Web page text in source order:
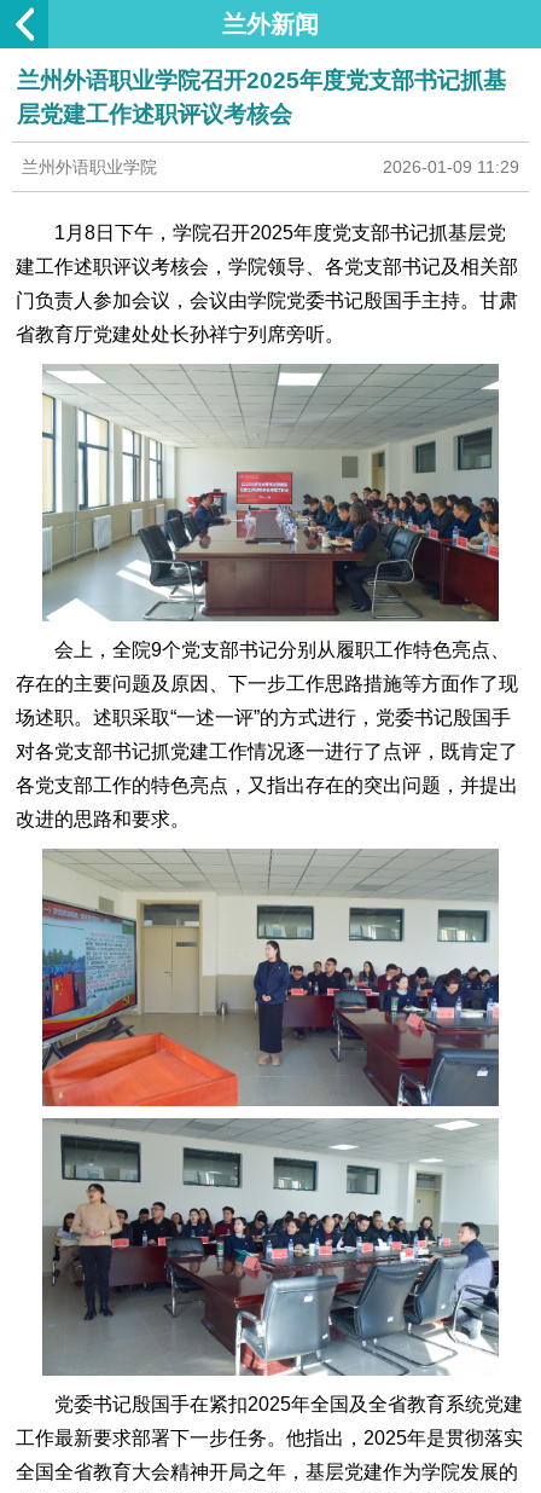
兰外新闻
兰州外语职业学院召开2025年度党支部书记抓基
层党建工作述职评议考核会
兰州外语职业学院 2026-01-09 11:29
1月8日下午，学院召开2025年度党支部书记抓基层党
建工作述职评议考核会，学院领导、各党支部书记及相关部
门负责人参加会议，会议由学院党委书记殷国手主持。甘肃
省教育厅党建处处长孙祥宁列席旁听。
会上，全院9个党支部书记分别从履职工作特色亮点、
存在的主要问题及原因、下一步工作思路措施等方面作了现
场述职。述职采取“一述一评”的方式进行，党委书记殷国手
对各党支部书记抓党建工作情况逐一进行了点评，既肯定了
各党支部工作的特色亮点，又指出存在的突出问题，并提出
改进的思路和要求。
党委书记殷国手在紧扣2025年全国及全省教育系统党建
工作最新要求部署下一步任务。他指出，2025年是贯彻落实
全国全省教育大会精神开局之年，基层党建作为学院发展的